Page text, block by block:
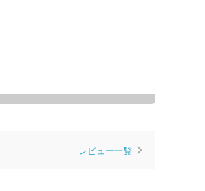
レビュー一覧